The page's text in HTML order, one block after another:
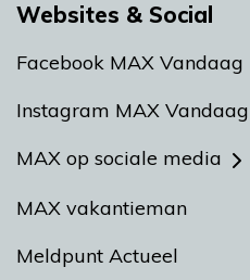
Websites & Social
Facebook MAX Vandaag
Instagram MAX Vandaag
MAX op sociale media
MAX vakantieman
Meldpunt Actueel